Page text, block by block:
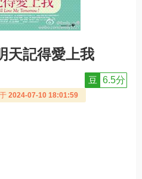
天記得愛上我
豆 6.5分
2024-07-10 18:01:59